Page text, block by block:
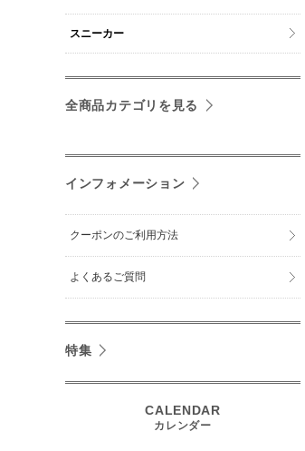
スニーカー
全商品カテゴリを見る
インフォメーション
クーポンのご利用方法
よくあるご質問
特集